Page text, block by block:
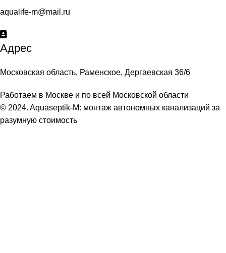
aqualife-m@mail.ru
Адрес
Московская область, Раменское, Дергаевская 36/6
Работаем в Москве и по всей Московской области
© 2024. Aquaseptik-M: монтаж автономных канализаций за
разумную стоимость